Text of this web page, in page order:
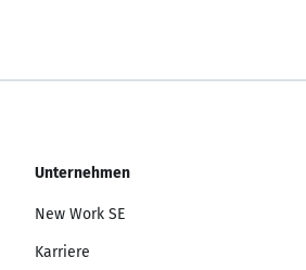
Unternehmen
New Work SE
Karriere